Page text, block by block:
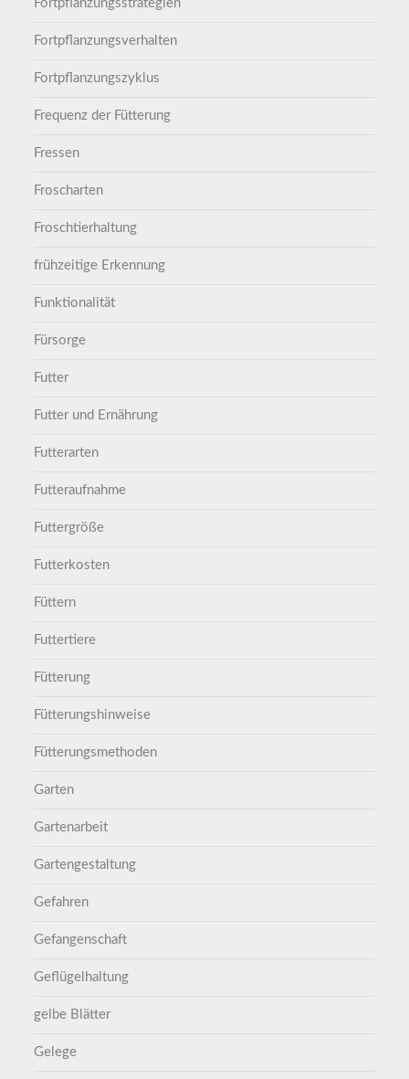
Fortpflanzungsstrategien
Fortpflanzungsverhalten
Fortpflanzungszyklus
Frequenz der Fütterung
Fressen
Froscharten
Froschtierhaltung
frühzeitige Erkennung
Funktionalität
Fürsorge
Futter
Futter und Ernährung
Futterarten
Futteraufnahme
Futtergröße
Futterkosten
Füttern
Futtertiere
Fütterung
Fütterungshinweise
Fütterungsmethoden
Garten
Gartenarbeit
Gartengestaltung
Gefahren
Gefangenschaft
Geflügelhaltung
gelbe Blätter
Gelege